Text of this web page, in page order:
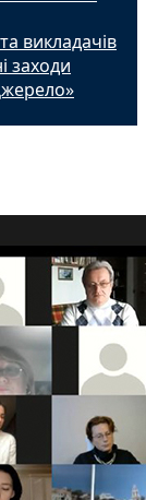
викладачів
заходи